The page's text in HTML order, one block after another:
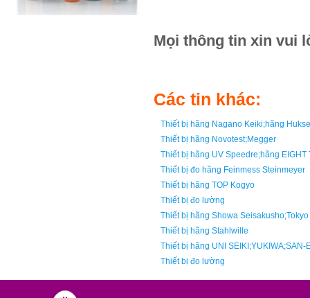
Mọi thông tin xin vui
Các tin khác:
Thiết bị hãng Nagano Keiki;hãng
Thiết bị hãng Novotest;Megger
Thiết bị hãng UV Speedre;hãng EIGHT
Thiết bị đo hãng Feinmess Steinmeyer
Thiết bị hãng TOP Kogyo
Thiết bị đo lường
Thiết bị hãng Showa
Thiết bị hãng Stahlwille
Thiết bị hãng UNI
Thiết bị đo lường